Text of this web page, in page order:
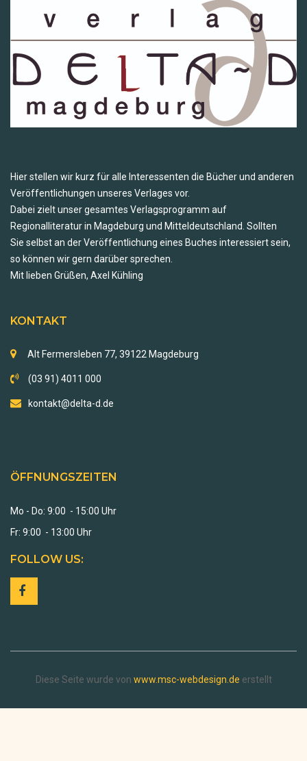
Hier stellen wir kurz für alle Interessenten die Bücher und anderen
Veröffentlichungen unseres Verlages vor.
Dabei zielt unser gesamtes Verlagsprogramm auf
Regionalliteratur in Magdeburg und Mitteldeutschland. Sollten
Sie selbst an der Veröffentlichung eines Buches interessiert sein,
so können wir gern darüber sprechen.
Mit lieben Grüßen, Axel Kühling
KONTAKT
Alt Fermersleben 77, 39122 Magdeburg
(03 91) 4011 000
kontakt@delta-d.de
ÖFFNUNGSZEITEN
Mo - Do: 9:00 - 15:00 Uhr
Fr: 9:00 - 13:00 Uhr
FOLLOW US:
Diese Seite wurde von www.msc-webdesign.de erstellt